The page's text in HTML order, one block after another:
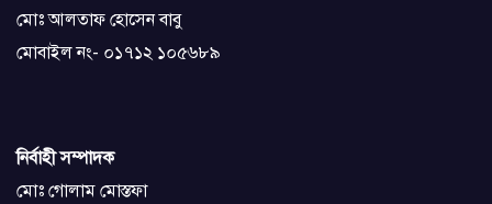
মোঃ আলতাফ হোসেন বাবু
মোবাইল নং- ০১৭১২ ১০৫৬৮৯
নির্বাহী সম্পাদক
মোঃ গোলাম মোস্তফা